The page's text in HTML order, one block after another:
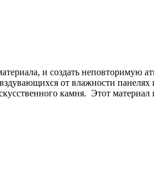
и создать неповторимую
от влажности панелях
камня. Этот